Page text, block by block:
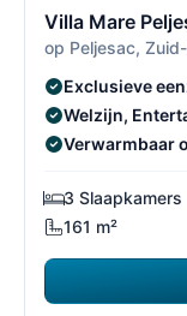
Villa Mare
op Peljesac,
Exclusieve
Welzijn,
Verwarmbaar
3 Slaapkamers
161 m²